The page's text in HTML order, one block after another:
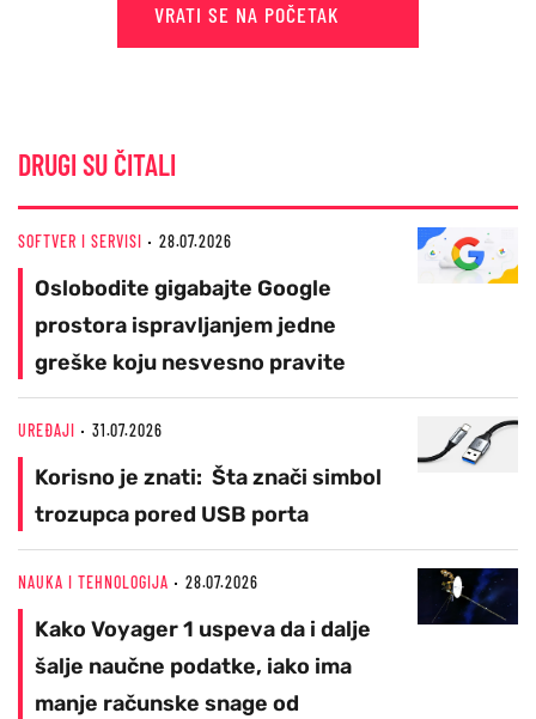
VRATI SE NA POČETAK
DRUGI SU ČITALI
SOFTVER I SERVISI 28.07.2026
Oslobodite gigabajte Google
prostora ispravljanjem jedne
greške koju nesvesno pravite
UREĐAJI 31.07.2026
Korisno je znati: Šta znači simbol
trozupca pored USB porta
NAUKA I TEHNOLOGIJA 28.07.2026
Kako Voyager 1 uspeva da i dalje
šalje naučne podatke, iako ima
manje računske snage od